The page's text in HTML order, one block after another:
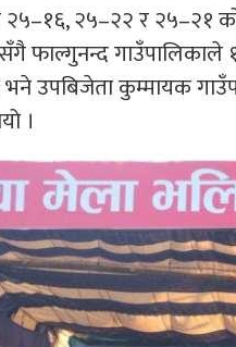
२५–२२ र २५–२१
फाल्गुनन्द
भने उपबिजेता कुम्मायक
।